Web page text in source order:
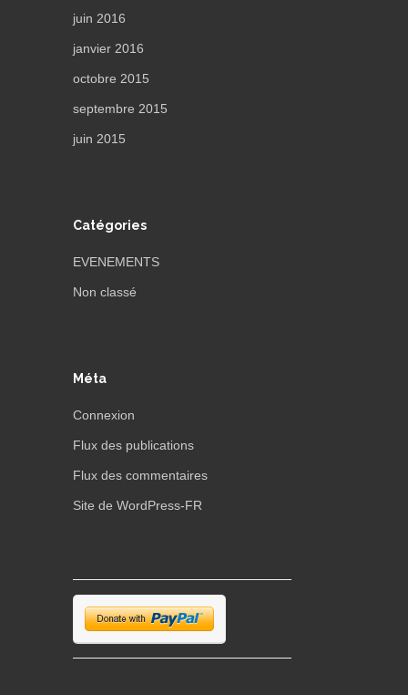
juin 2016
janvier 2016
octobre 2015
septembre 2015
juin 2015
Catégories
EVENEMENTS
Non classé
Méta
Connexion
Flux des publications
Flux des commentaires
Site de WordPress-FR